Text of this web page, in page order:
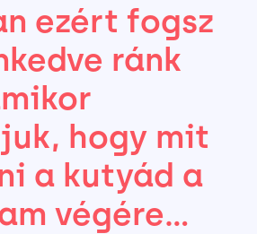
ezért fogsz
ránk
hogy mit
a kutyád a
végére…